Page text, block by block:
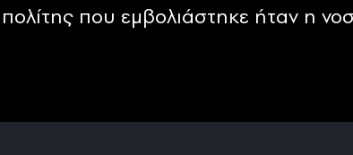
που εμβολιάστηκε ήταν η